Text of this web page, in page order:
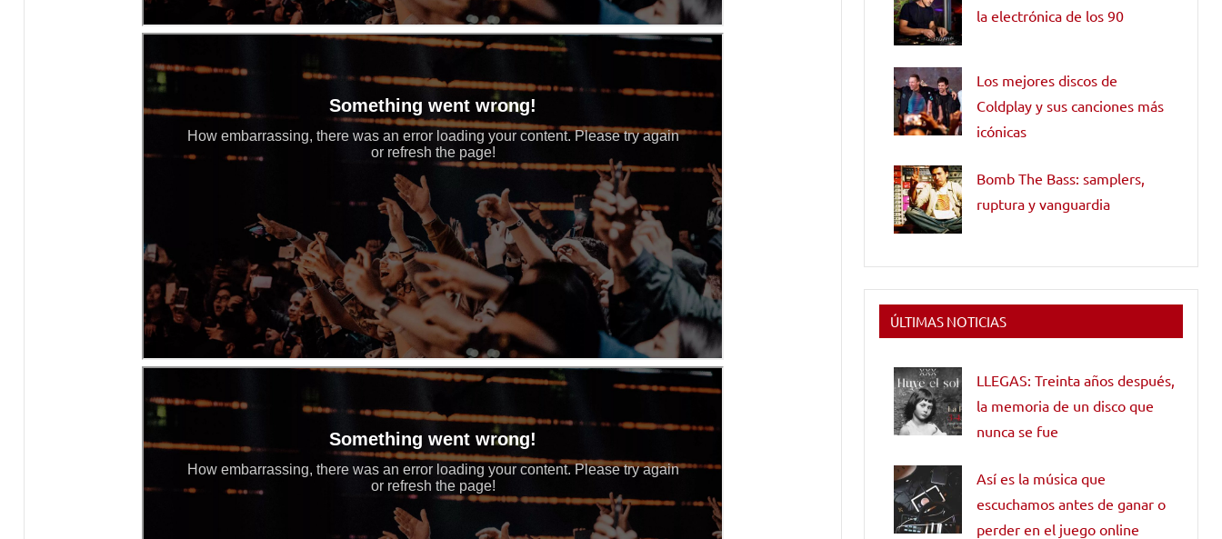
la electrónica de los 90
Los mejores discos de
Coldplay y sus canciones más
icónicas
Bomb The Bass: samplers,
ruptura y vanguardia
ÚLTIMAS NOTICIAS
LLEGAS: Treinta años después,
la memoria de un disco que
nunca se fue
Así es la música que
escuchamos antes de ganar o
perder en el juego online